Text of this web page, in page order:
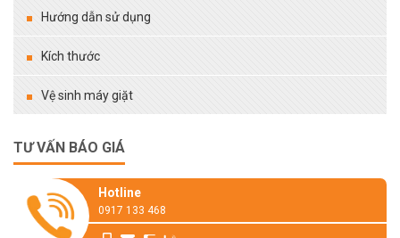
Hướng dẫn sử dụng
Kích thước
Vệ sinh máy giặt
TƯ VẤN BÁO GIÁ
Hotline
0917 133 468